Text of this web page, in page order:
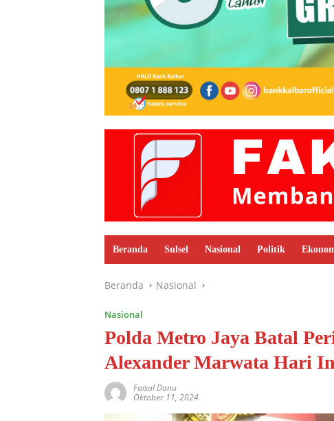
Beranda Sulsel Nasional Politik
Beranda Nasional
Nasional
Polda Metro Jaya Batal
Alexander Marwata Hari
Faisal Danu
Oktober 11, 2024